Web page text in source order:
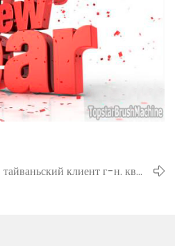
тайваньский клиент г-н. квок